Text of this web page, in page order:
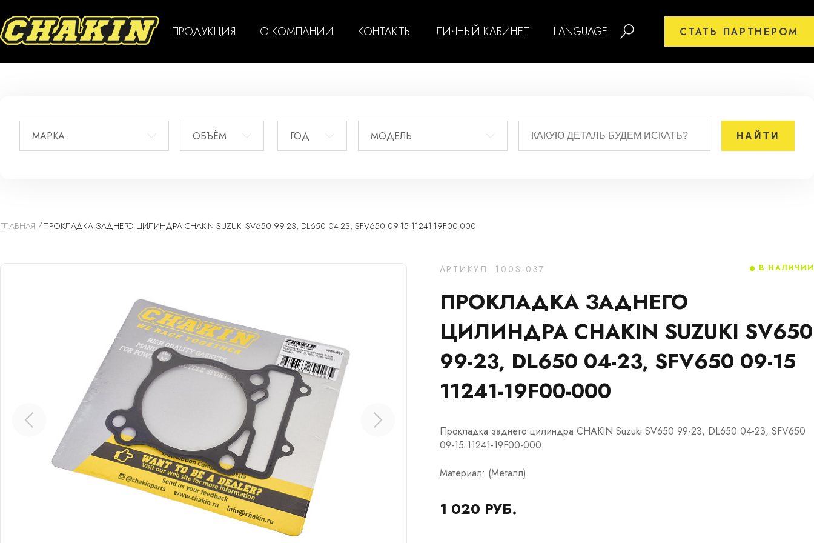
ПРОДУКЦИЯ О КОМПАНИИ КОНТАКТЫ ЛИЧНЫЙ КАБИНЕТ LANGUAGE СТАТЬ ПАРТНЕРОМ
МАРКА ОБЪЁМ ГОД МОДЕЛЬ
ГЛАВНАЯ ПРОКЛАДКА ЗАДНЕГО ЦИЛИНДРА CHAKIN SUZUKI SV650 99-23, DL650 04-23, SFV650 09-15 11241-19F00-000
АРТИКУЛ: 100S-037
ПРОКЛАДКА ЗАДНЕГО
ЦИЛИНДРА CHAKIN SUZUKI SV650
99-23, DL650 04-23, SFV650 09-15
11241-19F00-000
Прокладка заднего цилиндра CHAKIN Suzuki SV650 99-23, DL650 04-23, SFV650
09-15 11241-19F00-000
Материал: (Металл)
1 020 РУБ.
В НАЛИЧИИ